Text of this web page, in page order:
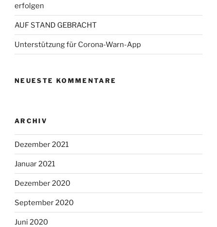
erfolgen
AUF STAND GEBRACHT
Unterstützung für Corona-Warn-App
NEUESTE KOMMENTARE
ARCHIV
Dezember 2021
Januar 2021
Dezember 2020
September 2020
Juni 2020